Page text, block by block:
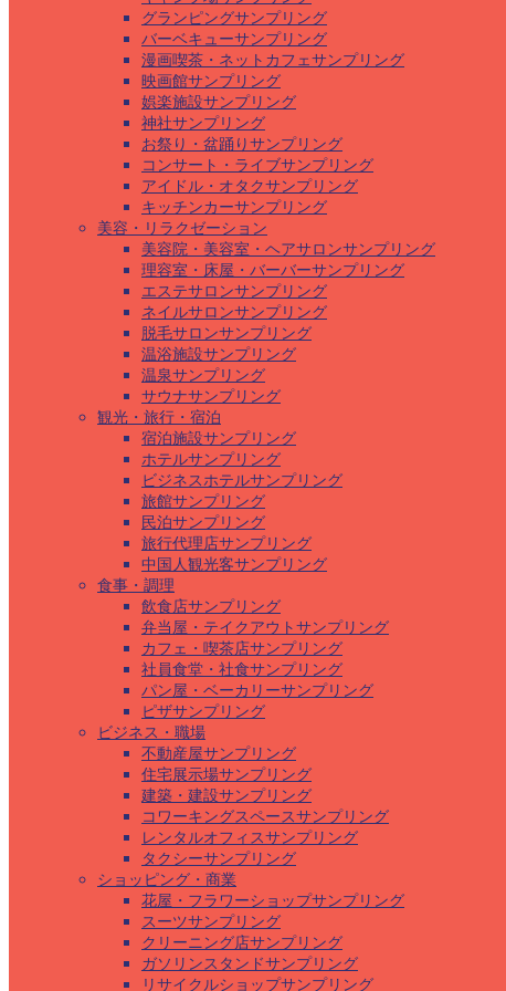
グランピングサンプリング
バーベキューサンプリング
漫画喫茶・ネットカフェサンプリング
映画館サンプリング
娯楽施設サンプリング
神社サンプリング
お祭り・盆踊りサンプリング
コンサート・ライブサンプリング
アイドル・オタクサンプリング
キッチンカーサンプリング
美容・リラクゼーション
美容院・美容室・ヘアサロンサンプリング
理容室・床屋・バーバーサンプリング
エステサロンサンプリング
ネイルサロンサンプリング
脱毛サロンサンプリング
温浴施設サンプリング
温泉サンプリング
サウナサンプリング
観光・旅行・宿泊
宿泊施設サンプリング
ホテルサンプリング
ビジネスホテルサンプリング
旅館サンプリング
民泊サンプリング
旅行代理店サンプリング
中国人観光客サンプリング
食事・調理
飲食店サンプリング
弁当屋・テイクアウトサンプリング
カフェ・喫茶店サンプリング
社員食堂・社食サンプリング
パン屋・ベーカリーサンプリング
ピザサンプリング
ビジネス・職場
不動産屋サンプリング
住宅展示場サンプリング
建築・建設サンプリング
コワーキングスペースサンプリング
レンタルオフィスサンプリング
タクシーサンプリング
ショッピング・商業
花屋・フラワーショップサンプリング
スーツサンプリング
クリーニング店サンプリング
ガソリンスタンドサンプリング
リサイクルショップサンプリング